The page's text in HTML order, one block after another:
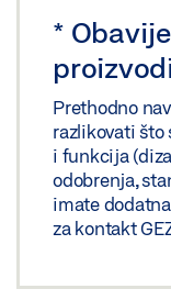
*
Prethodno
razlikovati što
i funkcija
odobrenja,
imate
za kontakt